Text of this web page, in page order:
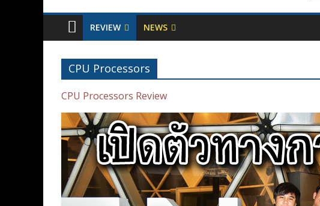
REVIEW NEWS
CPU Processors
CPU Processors Review